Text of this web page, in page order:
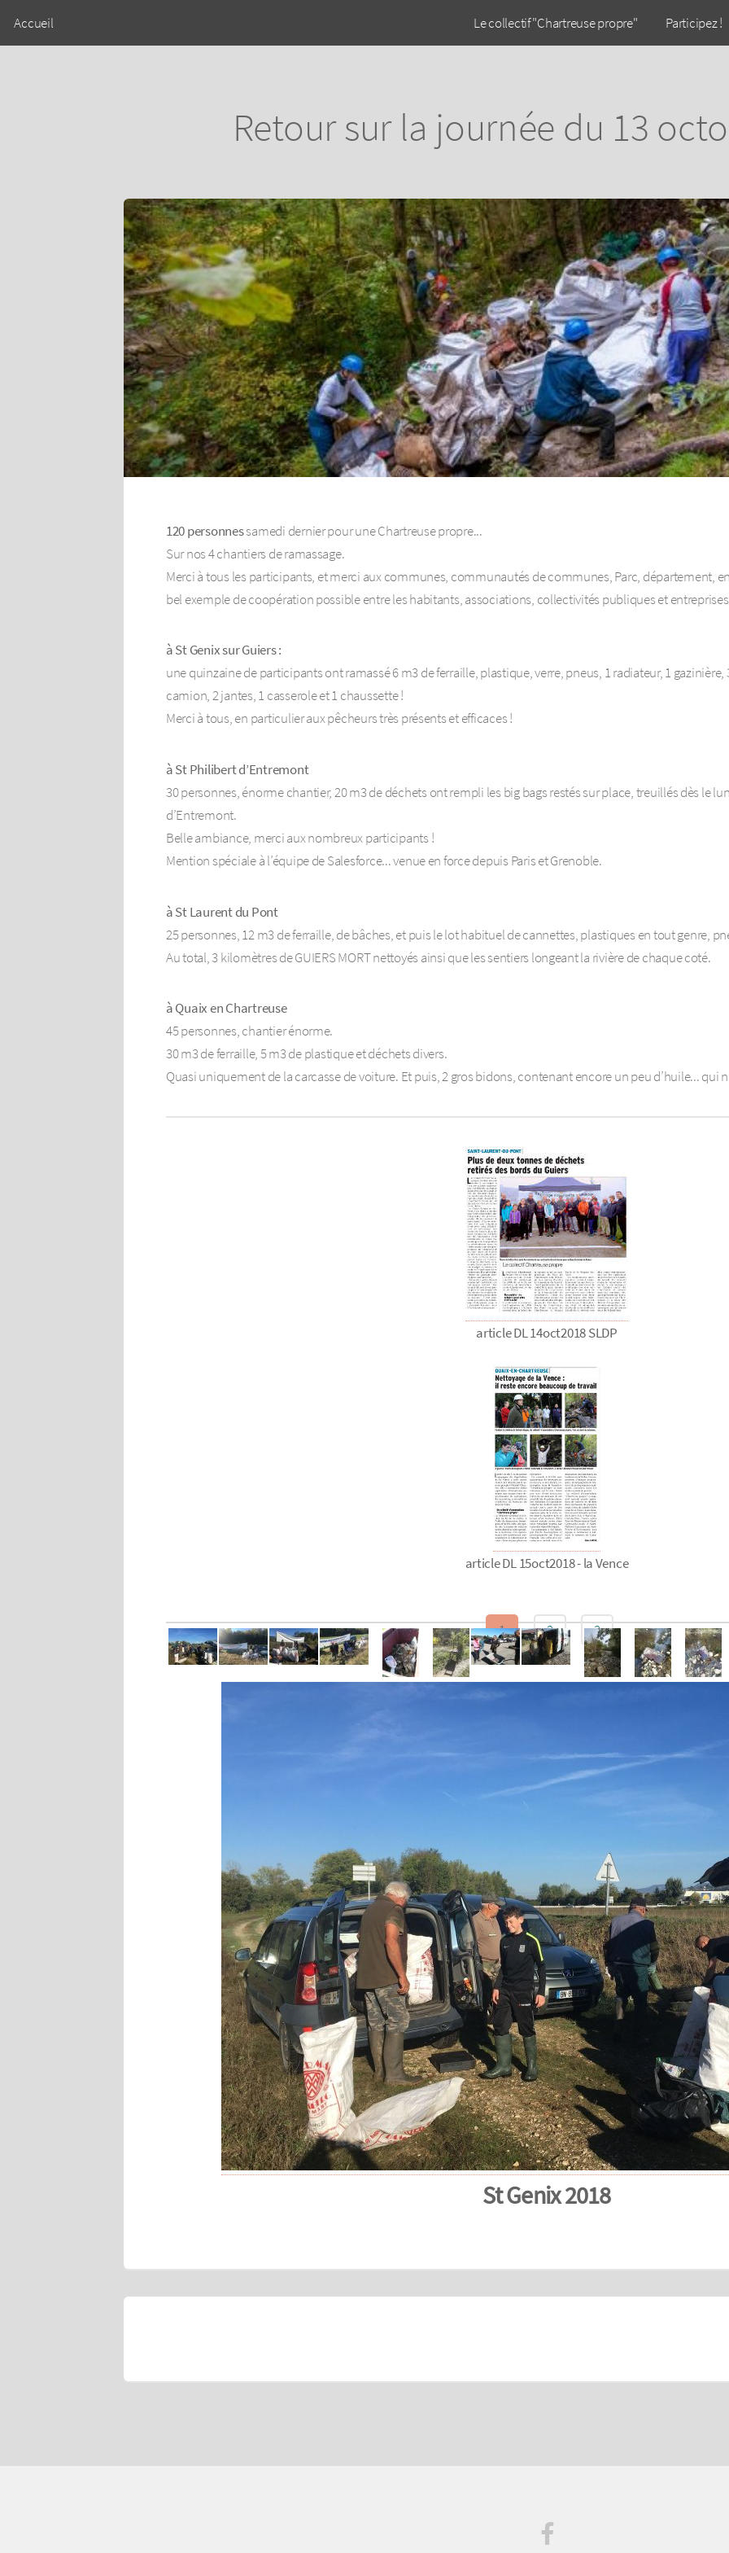
Accueil Le collectif "Chartreuse propre" Participez !
Retour sur la journée du 13
120 personnessamedi dernier pour une Chartreuse propre...
Sur nos 4 chantiers de ramassage.
Merci à tous les participants, et merci aux communes, communautés de communes, Parc, département,
bel exemple de coopération possible entre les habitants, associations, collectivités publiques et
à St Genix sur Guiers :
une quinzaine de participants ont ramassé 6 m3 de ferraille, plastique, verre, pneus, 1 radiateur, 1
camion, 2 jantes, 1 casserole et 1 chaussette !
Merci à tous, en particulier aux pêcheurs très présents et efficaces !
à St Philibert d’Entremont
30 personnes, énorme chantier, 20 m3 de déchets ont rempli les big bags restés sur place, treuillés dès le
d’Entremont.
Belle ambiance, merci aux nombreux participants !
Mention spéciale à l’équipe de Salesforce... venue en force depuis Paris et Grenoble.
à St Laurent du Pont
25 personnes, 12 m3 de ferraille, de bâches, et puis le lot habituel de cannettes, plastiques en tout genre,
Au total, 3 kilomètres de GUIERS MORT nettoyés ainsi que les sentiers longeant la rivière de chaque coté.
à Quaix en Chartreuse
45 personnes, chantier énorme.
30 m3 de ferraille, 5 m3 de plastique et déchets divers.
Quasi uniquement de la carcasse de voiture. Et puis, 2 gros bidons, contenant encore un peu d’huile... qui
article DL 14oct2018 SLDP
article DL 15oct2018 - la Vence
1 2 3
St Genix 2018